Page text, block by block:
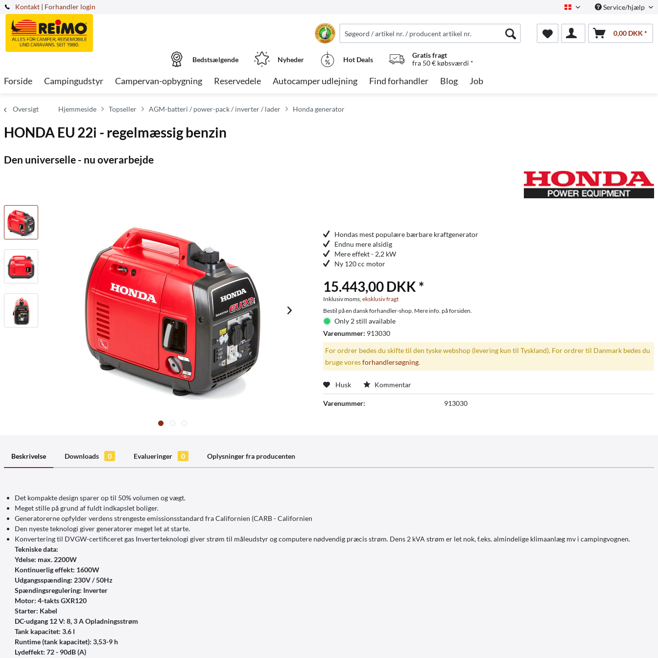
Kontakt Dansk Service/hjælp
| Forhandler login
0,00 DKK *
Bedstsælgende Nyheder Hot Deals
Gratis fragt
fra 50 € købsværdi *
Forside Campingudstyr Campervan-opbygning Reservedele Autocamper udlejning Find forhandler Blog Job
Oversigt Hjemmeside Topseller AGM-batteri / power-pack / inverter / lader Honda generator
HONDA EU 22i - regelmæssig benzin
Den universelle - nu overarbejde
Hondas mest populære bærbare kraftgenerator
Endnu mere alsidig
Mere effekt - 2,2 kW
Ny 120 cc motor
15.443,00 DKK *
Inklusiv moms, eksklusiv fragt
Bestil på en dansk forhandler-shop. Mere info. på forsiden.
Only 2 still available
Varenummer: 913030
For ordrer bedes du skifte til den tyske webshop (levering kun til Tyskland). For ordrer til Danmark bedes du
bruge voresforhandlersøgning.
Husk Kommentar
Varenummer: 913030
Beskrivelse Downloads 0 Evalueringer 0 Oplysninger fra producenten
Det kompakte design sparer op til 50% volumen og vægt.
Meget stille på grund af fuldt indkapslet boliger.
Generatorerne opfylder verdens strengeste emissionsstandard fra Californien (CARB - Californien
Den nyeste teknologi giver generatorer meget let at starte.
Konvertering til DVGW-certificeret gas Inverterteknologi giver strøm til måleudstyr og computere nødvendig præcis strøm. Dens 2 kVA strøm er let nok, f.eks. almindelige klimaanlæg mv i campingvognen.
Tekniske data:
Ydelse: max. 2200W
Kontinuerlig effekt: 1600W
Udgangsspænding: 230V / 50Hz
Spændingsregulering: Inverter
Motor: 4-takts GXR120
Starter: Kabel
DC-udgang 12 V: 8, 3 A Opladningsstrøm
Tank kapacitet: 3.6 l
Runtime (tank kapacitet): 3,53-9 h
Lydeffekt: 72 - 90dB (A)